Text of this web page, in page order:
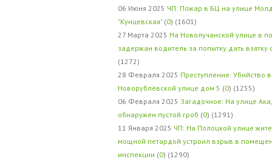
06 Июня 2025 ЧП: Пожар в БЦ на улице
"Кунцевская" (0) (1601)
27 Марта 2025 На Новолучанской улице в
задержан водитель за попытку дать
(1272)
28 Февраля 2025 Преступление: Убийство
Новорублёвской улице дом 5 (0) (1255)
06 Февраля 2025 Загадочное: На улице
обнаружен пустой гроб (0) (1291)
11 Января 2025 ЧП: На Полоцкой улице
мощной петардой устроил взрыв в
инспекции (0) (1290)